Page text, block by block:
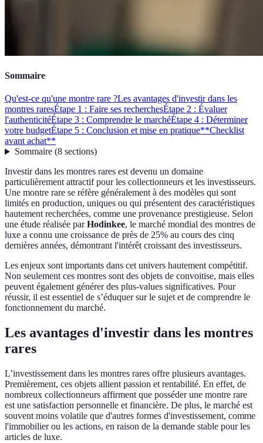
Sommaire
Qu'est-ce qu'une montre rare ?Les avantages d'investir dans les
montres raresÉtape 1 : Faire ses recherchesÉtape 2 : Évaluer
l'authenticitéÉtape 3 : Comprendre le marchéÉtape 4 : Déterminer
votre budgetÉtape 5 : Conclusion et mise en pratique**Checklist
avant achat**
Sommaire(8 sections)
Investir dans les montres rares est devenu un domaine
particulièrement attractif pour les collectionneurs et les investisseurs.
Une montre rare se réfère généralement à des modèles qui sont
limités en production, uniques ou qui présentent des caractéristiques
hautement recherchées, comme une provenance prestigieuse. Selon
une étude réalisée parHodinkee, le marché mondial des montres de
luxe a connu une croissance de près de 25% au cours des cinq
dernières années, démontrant l'intérêt croissant des investisseurs.
Les enjeux sont importants dans cet univers hautement compétitif.
Non seulement ces montres sont des objets de convoitise, mais elles
peuvent également générer des plus-values significatives. Pour
réussir, il est essentiel de s’éduquer sur le sujet et de comprendre le
fonctionnement du marché.
Les avantages d'investir dans les montres
rares
L’investissement dans les montres rares offre plusieurs avantages.
Premièrement, ces objets allient passion et rentabilité. En effet, de
nombreux collectionneurs affirment que posséder une montre rare
est une satisfaction personnelle et financière. De plus, le marché est
souvent moins volatile que d'autres formes d'investissement, comme
l'immobilier ou les actions, en raison de la demande stable pour les
articles de luxe.